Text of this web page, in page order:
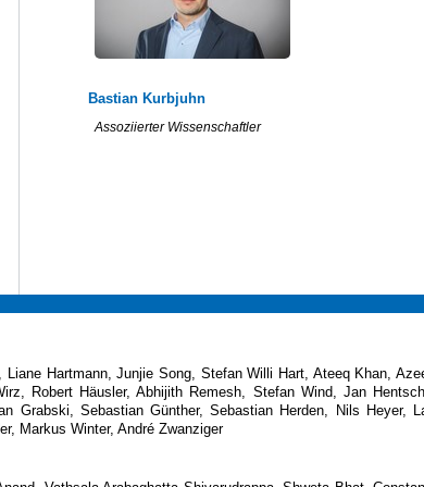
Bastian Kurbjuhn
Assoziierter Wissenschaftler
Hartmann, Junjie Song, Stefan Willi Hart, Ateeq Khan,
Robert Häusler, Abhijith Remesh, Stefan Wind, Jan
Grabski, Sebastian Günther, Sebastian Herden, Nils Heyer,
Markus Winter, André Zwanziger